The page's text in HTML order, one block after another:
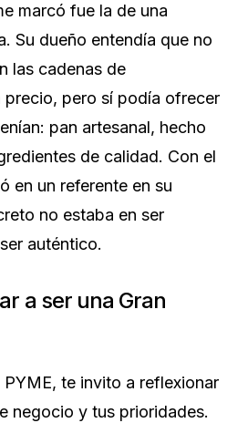
marcó fue la de una
Su dueño entendía que no
las cadenas de
precio, pero sí podía ofrecer
pan artesanal, hecho
de calidad. Con el
en un referente en su
no estaba en ser
auténtico.
a ser una Gran
PYME, te invito a reflexionar
negocio y tus prioridades.